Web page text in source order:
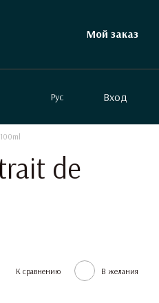
Мой заказ
Рус Вход
de
К сравнению В желания